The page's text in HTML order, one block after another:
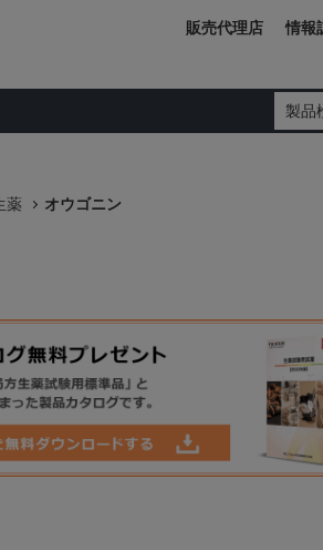
製品
販売代理店 情報
薬
オウゴニン